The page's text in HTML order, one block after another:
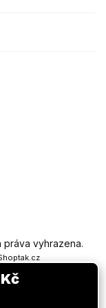
práva vyhrazena.